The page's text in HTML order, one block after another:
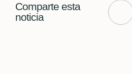
Comparte esta
noticia